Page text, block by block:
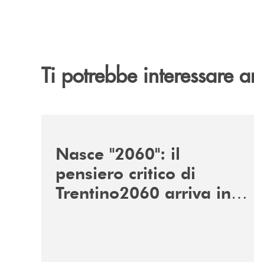
Ti potrebbe interessare
Nasce "2060": il
pensiero critico di
Trentino2060 arriva in